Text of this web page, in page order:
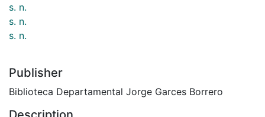
s. n.
s. n.
s. n.
Publisher
Biblioteca Departamental Jorge Garces Borrero